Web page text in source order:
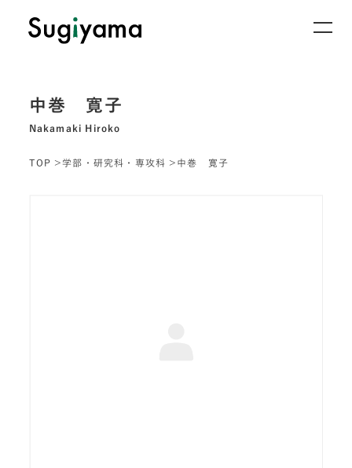
中巻 寛子
Nakamaki Hiroko
TOP 学部・研究科・専攻科 中巻 寛子